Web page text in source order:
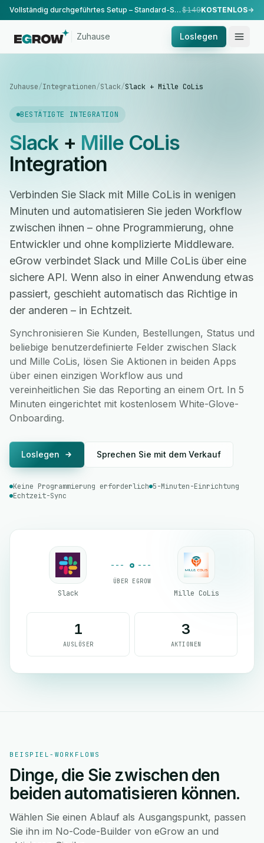
Vollständig durchgeführtes Setup – Standard-Setup, durchgeführt von unserem Team. $149KOSTENLOS
Zuhause Loslegen
Zuhause/Integrationen/Slack/Slack + Mille CoLis
BESTÄTIGTE INTEGRATION
Slack+ Mille CoLis
Integration
Verbinden Sie Slack mit Mille CoLis in wenigen
Minuten und automatisieren Sie jeden Workflow
zwischen ihnen – ohne Programmierung, ohne
Entwickler und ohne komplizierte Middleware.
eGrow verbindet Slack und Mille CoLis über eine
sichere API. Wenn also in einer Anwendung etwas
passiert, geschieht automatisch das Richtige in
der anderen – in Echtzeit.
Synchronisieren Sie Kunden, Bestellungen, Status und
beliebige benutzerdefinierte Felder zwischen Slack
und Mille CoLis, lösen Sie Aktionen in beiden Apps
über einen einzigen Workflow aus und
vereinheitlichen Sie das Reporting an einem Ort. In 5
Minuten eingerichtet mit kostenlosem White-Glove-
Onboarding.
Loslegen Sprechen Sie mit dem Verkauf
Keine Programmierung erforderlich 5-Minuten-Einrichtung
Echtzeit-Sync
Slack
ÜBER EGROW
Mille CoLis
1
AUSLÖSER
3
AKTIONEN
BEISPIEL-WORKFLOWS
Dinge, die Sie zwischen den
beiden automatisieren können.
Wählen Sie einen Ablauf als Ausgangspunkt, passen
Sie ihn im No-Code-Builder von eGrow an und